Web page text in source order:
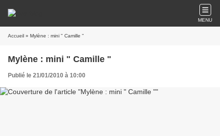
MENU
Accueil » Mylène : mini " Camille "
Mylène : mini " Camille "
Publié le 21/01/2010 à 10:00